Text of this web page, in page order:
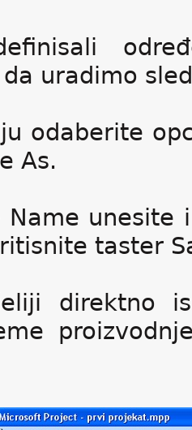
uradimo
odaberite
As.
Name
taster
direktno